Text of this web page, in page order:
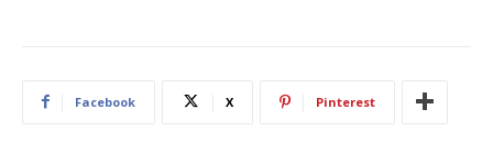
Facebook X Pinterest